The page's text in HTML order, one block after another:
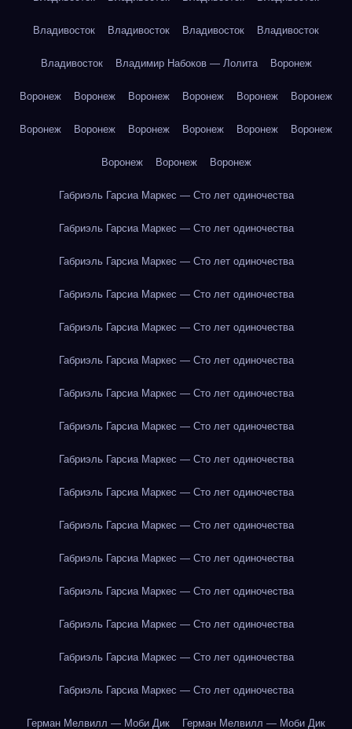
Владивосток Владивосток Владивосток Владивосток
Владивосток Владимир Набоков — Лолита Воронеж
Воронеж Воронеж Воронеж Воронеж Воронеж Воронеж
Воронеж Воронеж Воронеж Воронеж Воронеж Воронеж
Воронеж Воронеж Воронеж
Габриэль Гарсиа Маркес — Сто лет одиночества
Габриэль Гарсиа Маркес — Сто лет одиночества
Габриэль Гарсиа Маркес — Сто лет одиночества
Габриэль Гарсиа Маркес — Сто лет одиночества
Габриэль Гарсиа Маркес — Сто лет одиночества
Габриэль Гарсиа Маркес — Сто лет одиночества
Габриэль Гарсиа Маркес — Сто лет одиночества
Габриэль Гарсиа Маркес — Сто лет одиночества
Габриэль Гарсиа Маркес — Сто лет одиночества
Габриэль Гарсиа Маркес — Сто лет одиночества
Габриэль Гарсиа Маркес — Сто лет одиночества
Габриэль Гарсиа Маркес — Сто лет одиночества
Габриэль Гарсиа Маркес — Сто лет одиночества
Габриэль Гарсиа Маркес — Сто лет одиночества
Габриэль Гарсиа Маркес — Сто лет одиночества
Габриэль Гарсиа Маркес — Сто лет одиночества
Герман Мелвилл — Моби Дик Герман Мелвилл — Моби Дик